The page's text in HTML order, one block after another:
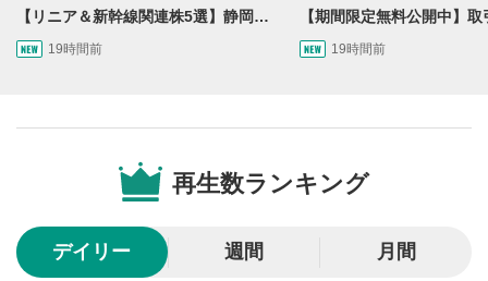
一時停止します。
2
操作メニュー
再生/一時停止
動画を再生または一時停止します。
10秒戻し/10秒送り
10秒、動画を巻き戻し/早送りします。
シークバー
【リニア＆新幹線関連株5選】静岡県知事の承認でリニア路線工事進展！北陸新幹線も「小浜・京都ルート」再決定！関連する注目の銘柄は？＜たけぞうNEWS＞
19時間前 19時間前
再生数ランキング
デイリー 週間 月間